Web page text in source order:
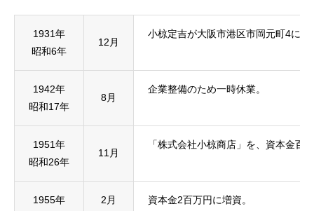
1931年
昭和6年
12月
小椋定吉が大阪市港区市岡元町4に
1942年
昭和17年
8月
企業整備のため一時休業。
1951年
昭和26年
11月
「株式会社小椋商店」を、資本金百
1955年
2月
資本金2百万円に増資。